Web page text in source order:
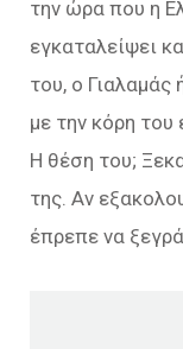
την ώρα που η
εγκαταλείψει
του, ο Γιαλαμάς
με την κόρη
Η θέση του;
της. Αν
έπρεπε να